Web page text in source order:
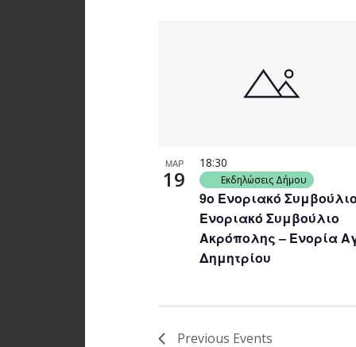
ΜΑΡ
19
9ο Ενοριακό
Ενοριακό Συμβούλιο
Ακρόπολης – Ενορία
Δημητρίου
18:30
Εκδηλώσεις Δήμου
Previous Events